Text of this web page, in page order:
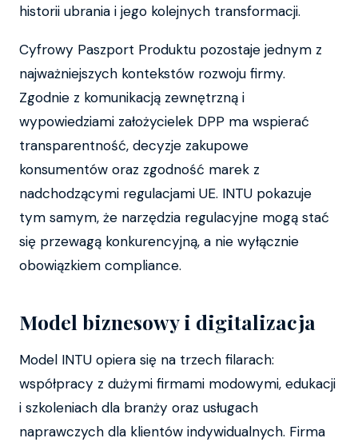
historii ubrania i jego kolejnych transformacji.
Cyfrowy Paszport Produktu pozostaje jednym z
najważniejszych kontekstów rozwoju firmy.
Zgodnie z komunikacją zewnętrzną i
wypowiedziami założycielek DPP ma wspierać
transparentność, decyzje zakupowe
konsumentów oraz zgodność marek z
nadchodzącymi regulacjami UE. INTU pokazuje
tym samym, że narzędzia regulacyjne mogą stać
się przewagą konkurencyjną, a nie wyłącznie
obowiązkiem compliance.
Model biznesowy i digitalizacja
Model INTU opiera się na trzech filarach:
współpracy z dużymi firmami modowymi, edukacji
i szkoleniach dla branży oraz usługach
naprawczych dla klientów indywidualnych. Firma